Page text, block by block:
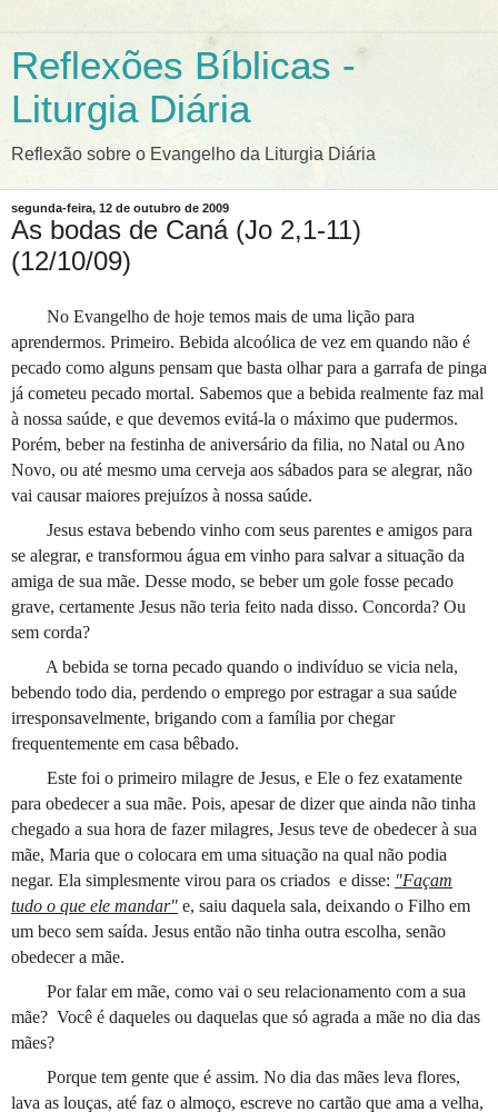
Reflexões Bíblicas -
Liturgia Diária
Reflexão sobre o Evangelho da Liturgia Diária
segunda-feira, 12 de outubro de 2009
As bodas de Caná (Jo 2,1-11)
(12/10/09)
No Evangelho de hoje temos mais de uma lição para
aprendermos. Primeiro. Bebida alcoólica de vez em quando não é
pecado como alguns pensam que basta olhar para a garrafa de pinga
já cometeu pecado mortal. Sabemos que a bebida realmente faz mal
à nossa saúde, e que devemos evitá-la o máximo que pudermos.
Porém, beber na festinha de aniversário da filia, no Natal ou Ano
Novo, ou até mesmo uma cerveja aos sábados para se alegrar, não
vai causar maiores prejuízos à nossa saúde.
Jesus estava bebendo vinho com seus parentes e amigos para
se alegrar, e transformou água em vinho para salvar a situação da
amiga de sua mãe. Desse modo, se beber um gole fosse pecado
grave, certamente Jesus não teria feito nada disso. Concorda? Ou
sem corda?
A bebida se torna pecado quando o indivíduo se vicia nela,
bebendo todo dia, perdendo o emprego por estragar a sua saúde
irresponsavelmente, brigando com a família por chegar
frequentemente em casa bêbado.
Este foi o primeiro milagre de Jesus, e Ele o fez exatamente
para obedecer a sua mãe. Pois, apesar de dizer que ainda não tinha
chegado a sua hora de fazer milagres, Jesus teve de obedecer à sua
mãe, Maria que o colocara em uma situação na qual não podia
negar. Ela simplesmente virou para os criados e disse: "Façam
tudo o que ele mandar" e, saiu daquela sala, deixando o Filho em
um beco sem saída. Jesus então não tinha outra escolha, senão
obedecer a mãe.
Por falar em mãe, como vai o seu relacionamento com a sua
mãe? Você é daqueles ou daquelas que só agrada a mãe no dia das
mães?
Porque tem gente que é assim. No dia das mães leva flores,
lava as louças, até faz o almoço, escreve no cartão que ama a velha,